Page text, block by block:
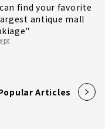
find your favorite
antique mall
区
Articles